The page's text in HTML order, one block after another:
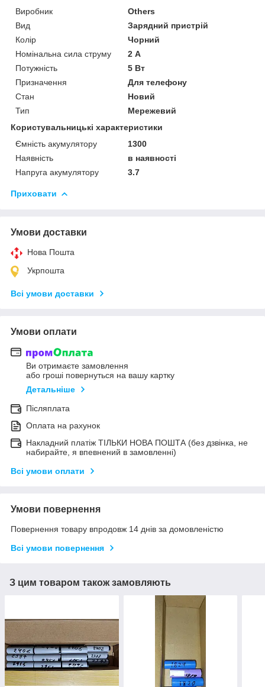
Виробник
Others
Вид
Зарядний пристрій
Колір
Чорний
Номінальна сила струму
2 А
Потужність
5 Вт
Призначення
Для телефону
Стан
Новий
Тип
Мережевий
Користувальницькі характеристики
Ємність акумулятору
1300
Наявність
в наявності
Напруга акумулятору
3.7
Приховати
Умови доставки
Нова Пошта
Укрпошта
Всі умови доставки
Умови оплати
Ви отримаєте замовлення
або гроші повернуться на вашу картку
Детальніше
Післяплата
Оплата на рахунок
Накладний платіж ТІЛЬКИ НОВА ПОШТА (без дзвінка, не
набирайте, я впевнений в замовленні)
Всі умови оплати
Умови повернення
Повернення товару впродовж 14 днів за домовленістю
Всі умови повернення
З цим товаром також замовляють